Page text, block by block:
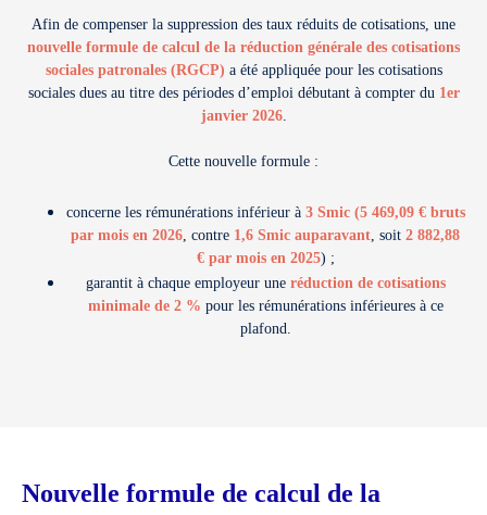
Afin de compenser la suppression des taux réduits de cotisations, une
nouvelle formule de calcul de la réduction générale des cotisations
sociales patronales (RGCP) a été appliquée pour les cotisations
sociales dues au titre des périodes d’emploi débutant à compter du 1er
janvier 2026.
Cette nouvelle formule :
concerne les rémunérations inférieur à 3 Smic (5 469,09 € bruts
par mois en 2026, contre 1,6 Smic auparavant, soit 2 882,88
€ par mois en 2025) ;
garantit à chaque employeur une réduction de cotisations
minimale de 2 % pour les rémunérations inférieures à ce
plafond.
Nouvelle formule de calcul de la